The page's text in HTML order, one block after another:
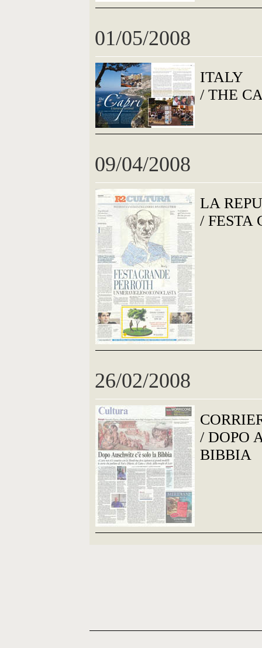
01/05/2008
ITALY
/ THE
09/04/2008
LA
/ FESTA
26/02/2008
/ DOPO
BIBBIA